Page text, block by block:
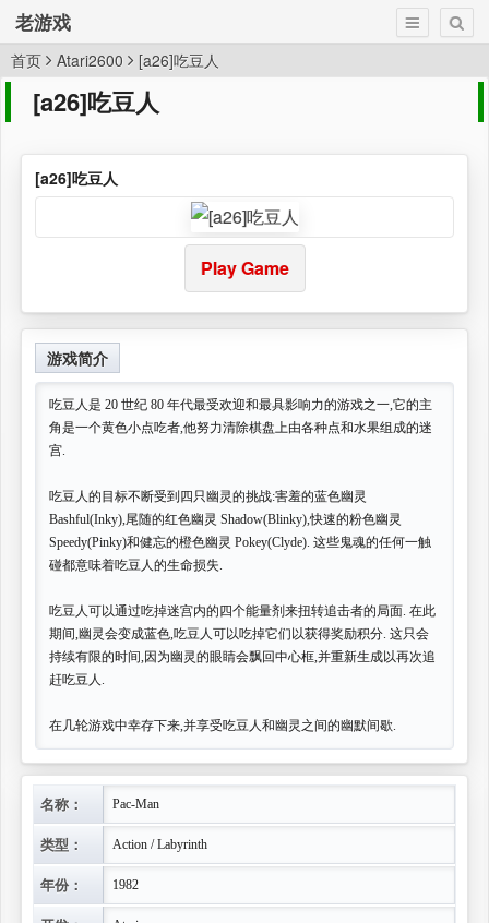
老游戏
首页 Atari2600 [a26]吃豆人
[a26]吃豆人
[a26]吃豆人
Play Game
游戏简介
吃豆人是 20 世纪 80 年代最受欢迎和最具影响力的游戏之一,它的主
角是一个黄色小点吃者,他努力清除棋盘上由各种点和水果组成的迷
宫.
吃豆人的目标不断受到四只幽灵的挑战:害羞的蓝色幽灵
Bashful(Inky),尾随的红色幽灵 Shadow(Blinky),快速的粉色幽灵
Speedy(Pinky)和健忘的橙色幽灵 Pokey(Clyde). 这些鬼魂的任何一触
碰都意味着吃豆人的生命损失.
吃豆人可以通过吃掉迷宫内的四个能量剂来扭转追击者的局面. 在此
期间,幽灵会变成蓝色,吃豆人可以吃掉它们以获得奖励积分. 这只会
持续有限的时间,因为幽灵的眼睛会飘回中心框,并重新生成以再次追
赶吃豆人.
在几轮游戏中幸存下来,并享受吃豆人和幽灵之间的幽默间歇.
名称： Pac-Man
类型： Action / Labyrinth
年份： 1982